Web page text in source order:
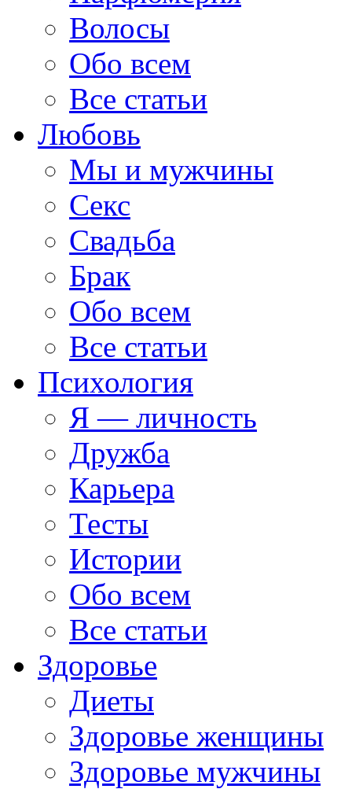
Волосы
Обо всем
Все статьи
Любовь
Мы и мужчины
Секс
Свадьба
Брак
Обо всем
Все статьи
Психология
Я — личность
Дружба
Карьера
Тесты
Истории
Обо всем
Все статьи
Здоровье
Диеты
Здоровье женщины
Здоровье мужчины